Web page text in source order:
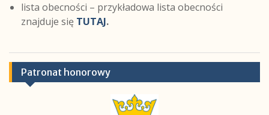
lista obecności – przykładowa lista obecności
znajduje się TUTAJ.
Patronat honorowy